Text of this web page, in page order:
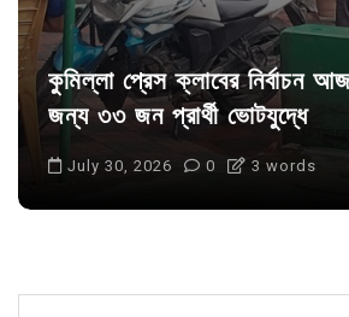
কুমিল্লা প্রেস ক্লাবের নির্বাচন
জন্য ৩৩ জন প্রার্থী ভোটযুদ্ধে
July 30, 2026 0 3 words